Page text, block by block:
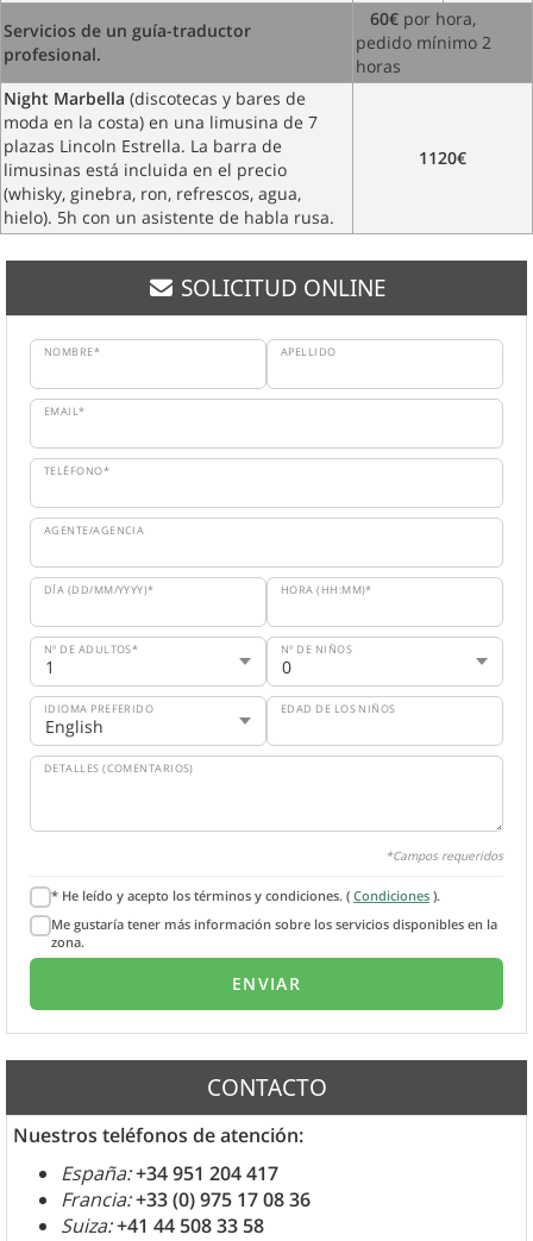
Servicios de un guía-traductor
profesional.
60€ por hora,
pedido mínimo 2
horas
Night Marbella (discotecas y bares de
moda en la costa) en una limusina de 7
plazas Lincoln Estrella. La barra de
limusinas está incluida en el precio
(whisky, ginebra, ron, refrescos, agua,
hielo). 5h con un asistente de habla rusa.
1120€
SOLICITUD ONLINE
NOMBRE* APELLIDO
EMAIL*
TELÉFONO*
AGENTE/AGENCIA
DÍA (DD/MM/YYYY)* HORA (HH:MM)*
Nº DE ADULTOS* Nº DE NIÑOS
IDIOMA PREFERIDO EDAD DE LOS NIÑOS
DETALLES (COMENTARIOS)
*Campos requeridos
* He leído y acepto los términos y condiciones. ( Condiciones ).
Me gustaría tener más información sobre los servicios disponibles en la
zona.
CONTACTO
Nuestros teléfonos de atención:
España:+34 951 204 417
Francia:+33 (0) 975 17 08 36
Suiza:+41 44 508 33 58